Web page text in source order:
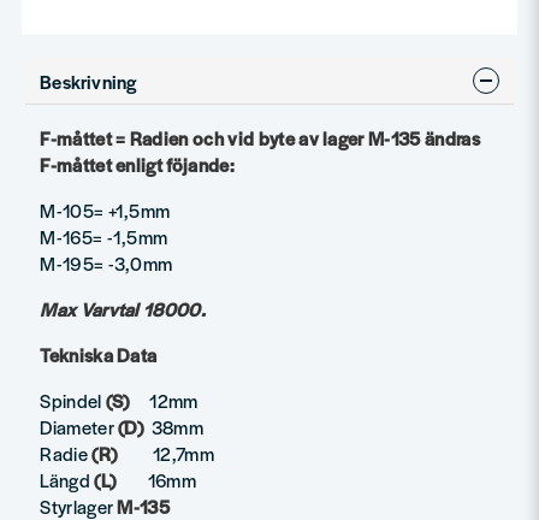
Beskrivning
F-måttet = Radien och vid byte av lager M-135 ändras
F-måttet enligt föjande:
M-105= +1,5mm
M-165= -1,5mm
M-195= -3,0mm
Max Varvtal 18000.
Tekniska Data
Spindel(S)
12mm
Diameter(D)38mm
Radie(R)12,7mm
Längd(L)
16mm
StyrlagerM-135